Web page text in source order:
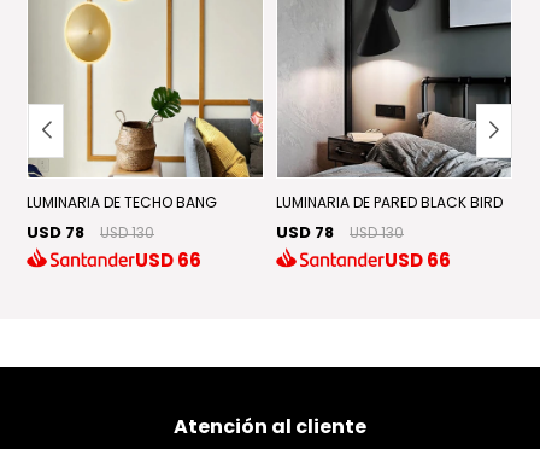
LUMINARIA DE TECHO BANG
USD 78 USD 130
USD66
LUMINARIA DE PARED BLACK BIRD
USD 78 USD 130
USD66
Atención al cliente